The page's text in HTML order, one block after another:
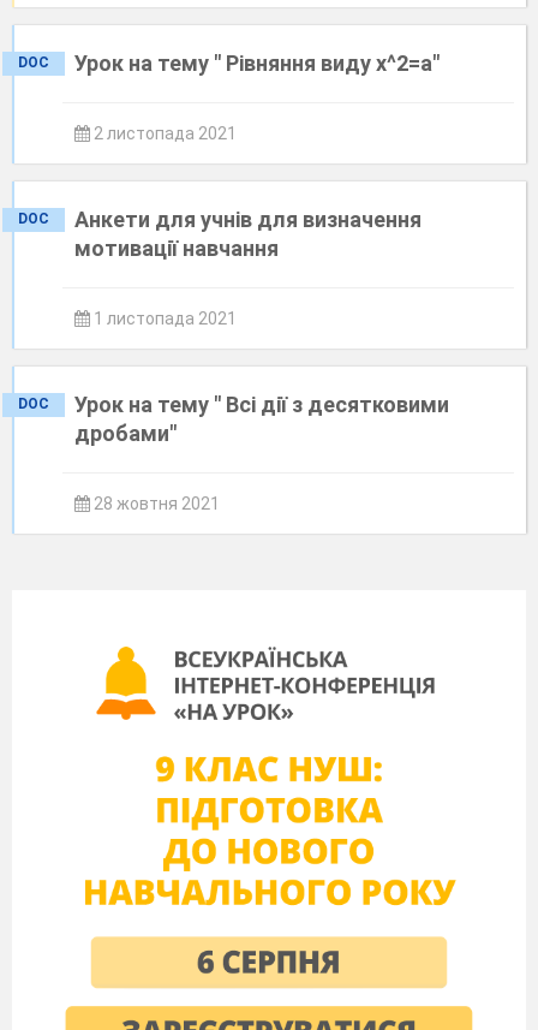
DOC Урок на тему " Рівняння виду x^2=а"
2 листопада 2021
DOC
Анкети для учнів для визначення
мотивації навчання
1 листопада 2021
DOC
Урок на тему " Всі дії з десятковими
дробами"
28 жовтня 2021